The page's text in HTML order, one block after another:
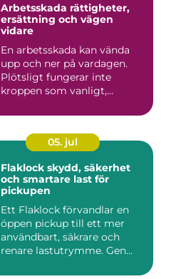
Arbetsskada rättigheter,
ersättning och vägen
vidare
En arbetsskada kan vända
upp och ner på vardagen.
Plötsligt fungerar inte
kroppen som vanligt,
05. jul
Flaklock skydd, säkerhet
och smartare last för
pickupen
Ett Flaklock förvandlar en
öppen pickup till ett mer
användbart, säkrare och
renare lastutrymme. Gen...